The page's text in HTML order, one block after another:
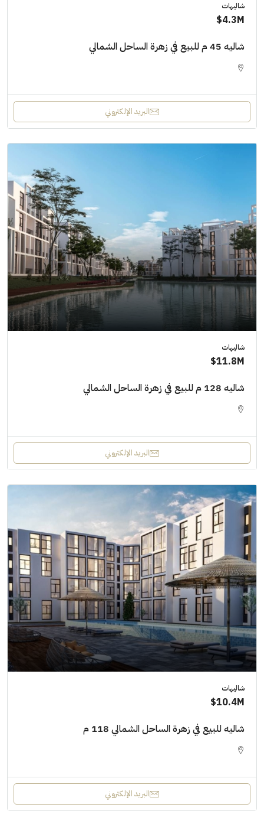
شاليهات
4.3M$
شاليه 45 م للبيع في زهرة الساحل الشمالي
البريد الإلكتروني
شاليهات
11.8M$
شاليه 128 م للبيع في زهرة الساحل الشمالي
البريد الإلكتروني
شاليهات
10.4M$
شاليه للبيع في زهرة الساحل الشمالي 118 م
البريد الإلكتروني